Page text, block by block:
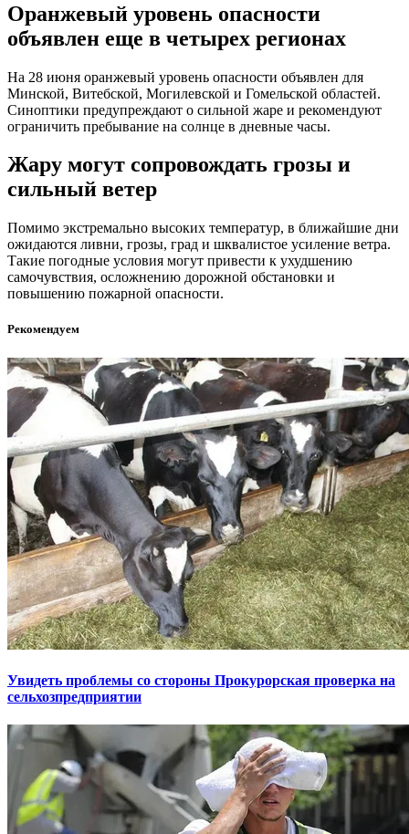
Оранжевый уровень опасности
объявлен еще в четырех регионах
На 28 июня оранжевый уровень опасности объявлен для
Минской, Витебской, Могилевской и Гомельской областей.
Синоптики предупреждают о сильной жаре и рекомендуют
ограничить пребывание на солнце в дневные часы.
Жару могут сопровождать грозы и
сильный ветер
Помимо экстремально высоких температур, в ближайшие дни
ожидаются ливни, грозы, град и шквалистое усиление ветра.
Такие погодные условия могут привести к ухудшению
самочувствия, осложнению дорожной обстановки и
повышению пожарной опасности.
Рекомендуем
Увидеть проблемы со стороны Прокурорская проверка на
сельхозпредприятии